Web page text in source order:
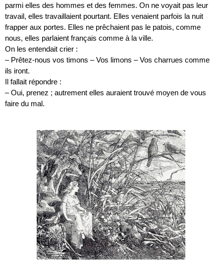
parmi elles des hommes et des femmes. On ne voyait pas leur
travail, elles travaillaient pourtant. Elles venaient parfois la nuit
frapper aux portes. Elles ne prêchaient pas le patois, comme
nous, elles parlaient français comme à la ville.
On les entendait crier :
– Prêtez-nous vos timons – Vos limons – Vos charrues comme
ils iront.
Il fallait répondre :
– Oui, prenez ; autrement elles auraient trouvé moyen de vous
faire du mal.